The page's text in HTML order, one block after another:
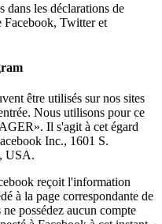
dans les déclarations de
Facebook, Twitter et
être utilisés sur nos sites
Nous utilisons pour ce
Il s'agit à cet égard
Inc., 1601 S.
USA.
reçoit l'information
à la page correspondante de
possédez aucun compte